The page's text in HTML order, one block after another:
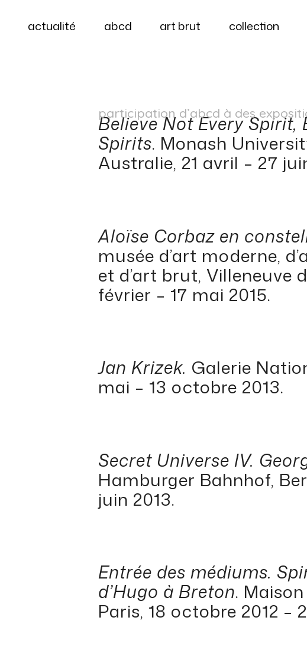
actualité abcd art brut collection
participation d’abcd à des
Believe Not Every Spirit,
Spirits. Monash
Australie, 21 avril – 27
Aloïse Corbaz en
musée d’art moderne,
et d’art brut, Villeneuve
février – 17 mai 2015.
Jan Krizek. Galerie
mai – 13 octobre 2013.
Secret Universe IV.
Hamburger Bahnhof,
juin 2013.
Entrée des médiums.
d’Hugo à Breton.
Paris, 18 octobre 2012 –